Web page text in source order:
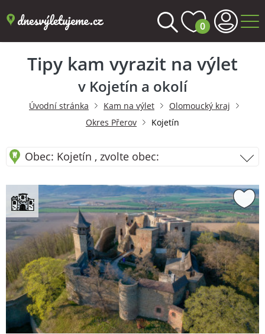
0
Tipy kam vyrazit na výlet
v Kojetín a okolí
Úvodní stránka Kam na výlet
Olomoucký kraj
Okres Přerov
Kojetín
Obec: Kojetín , zvolte obec: